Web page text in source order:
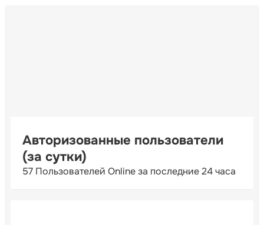
Авторизованные пользователи
(за сутки)
57 Пользователей Online за последние 24 часа